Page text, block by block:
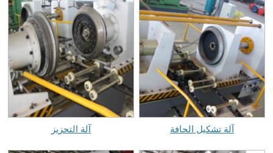
آلة تشكيل الحافة آلة التحزيز